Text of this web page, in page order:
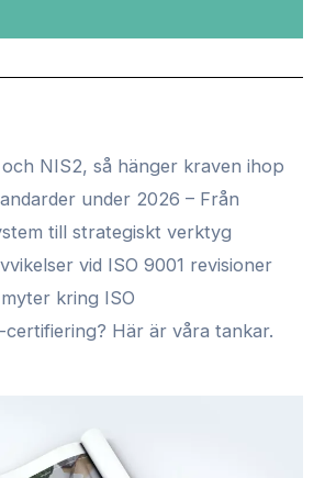
och NIS2, så hänger kraven ihop
under 2026 – Från
till strategiskt verktyg
vid ISO 9001 revisioner
kring ISO
certifiering? Här är våra tankar.